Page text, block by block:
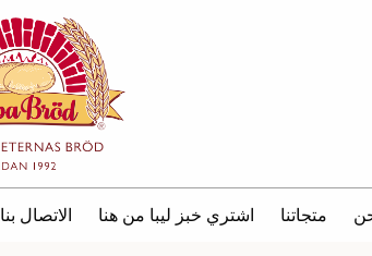
متجاتنا اشتري خبز ليبا من هنا الاتصال بنا